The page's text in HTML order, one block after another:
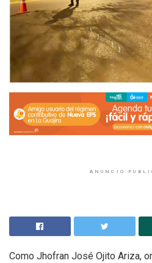
ANUNCIO
Como Jhofran José Ojito Ariza,